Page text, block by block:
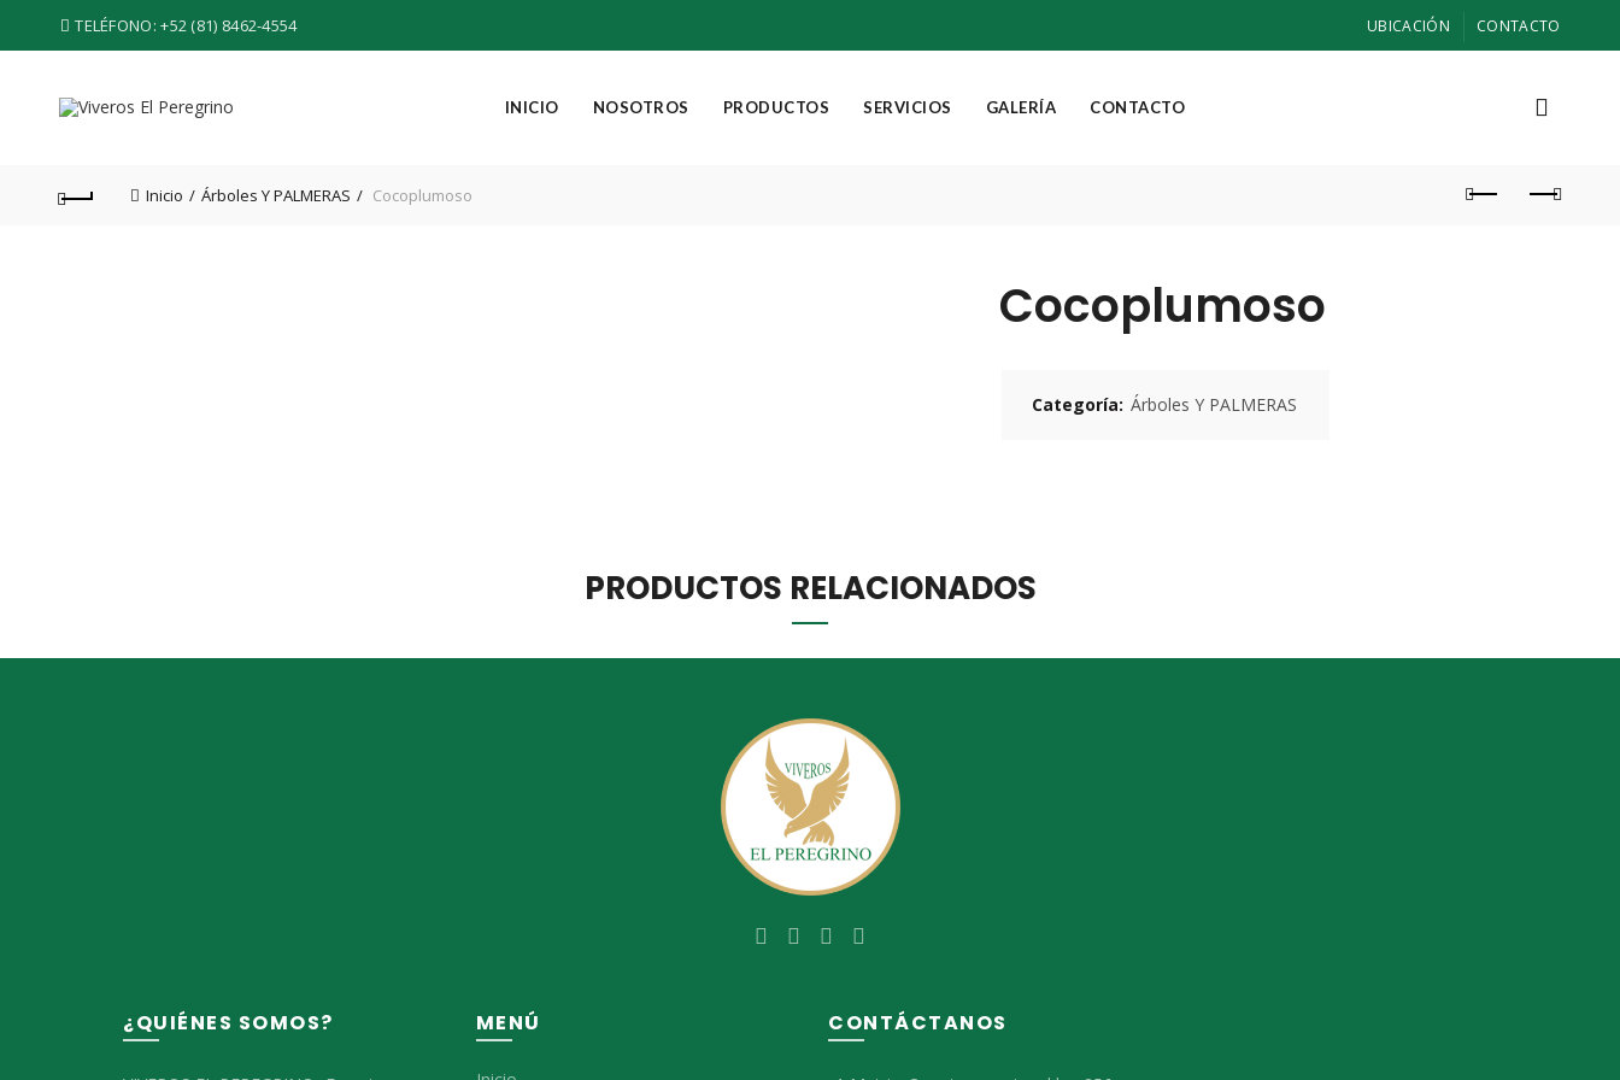
TELÉFONO:+52 (81) 8462-4554 UBICACIÓN CONTACTO
INICIO NOSOTROS PRODUCTOS SERVICIOS GALERÍA CONTACTO
Inicio Árboles Y PALMERAS Cocoplumoso
Cocoplumoso
Categoría: Árboles Y PALMERAS
PRODUCTOS RELACIONADOS
¿QUIÉNES SOMOS? MENÚ CONTÁCTANOS